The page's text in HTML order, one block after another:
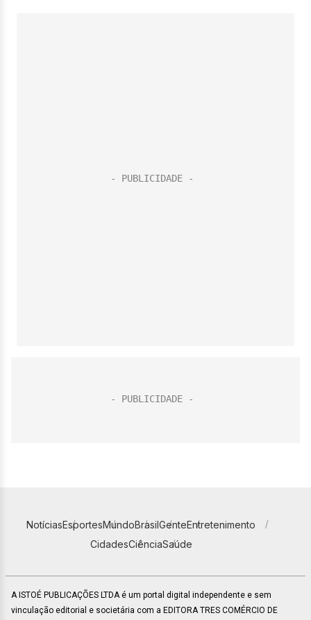
NotíciasEsportesMundoBrasilGenteEntretenimento
CidadesCiênciaSaúde
A ISTOÉ PUBLICAÇÕES LTDA é um portal digital independente e sem
vinculação editorial e societária com a EDITORA TRES COMÉRCIO DE